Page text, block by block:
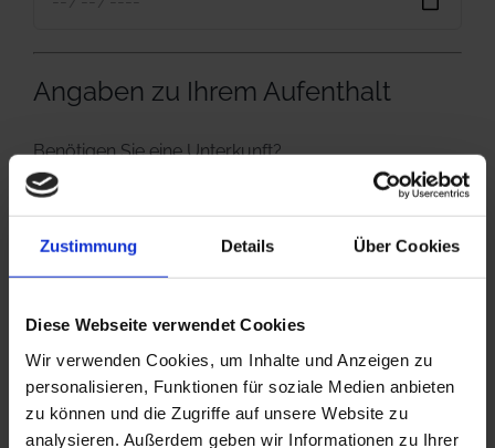
Zustimmung Details Über Cookies
Diese Webseite verwendet Cookies
Wir verwenden Cookies, um Inhalte und Anzeigen zu
personalisieren, Funktionen für soziale Medien anbieten
zu können und die Zugriffe auf unsere Website zu
analysieren. Außerdem geben wir Informationen zu Ihrer
Angaben zu Ihrem Aufenthalt
Benötigen Sie eine Unterkunft?
nein
Benötigen Sie ein Visum?
Ihre Nachricht / Ihre Fragen /
Rückruf